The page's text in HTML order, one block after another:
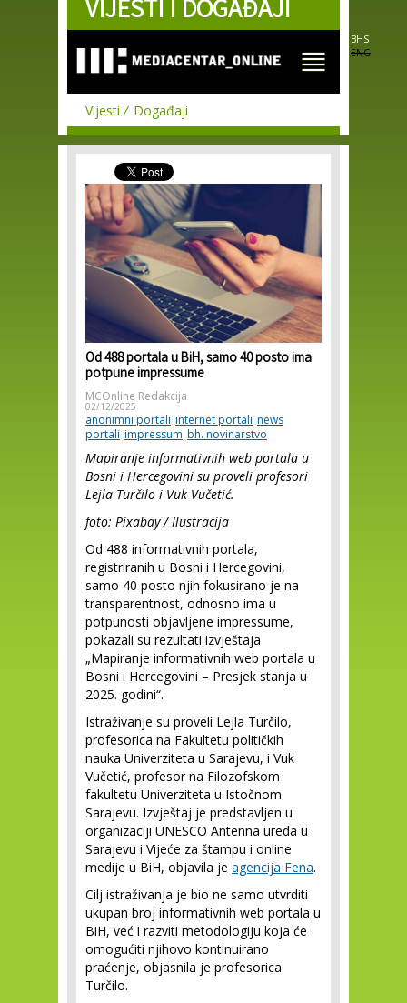
Skip to
main
VIJESTI I DOGAĐAJI
BHS
ENG
Vijesti Događaji
Od 488 portala u BiH, samo 40 posto ima
potpune impressume
MCOnline Redakcija
02/12/2025
anonimni portali internet portali news
portali impressum bh. novinarstvo
Mapiranje informativnih web portala u
Bosni i Hercegovini su proveli profesori
Lejla Turčilo i Vuk Vučetić.
foto: Pixabay / Ilustracija
Od 488 informativnih portala,
registriranih u Bosni i Hercegovini,
samo 40 posto njih fokusirano je na
transparentnost, odnosno ima u
potpunosti objavljene impressume,
pokazali su rezultati izvještaja
„Mapiranje informativnih web portala u
Bosni i Hercegovini – Presjek stanja u
2025. godini“.
Istraživanje su proveli Lejla Turčilo,
profesorica na Fakultetu političkih
nauka Univerziteta u Sarajevu, i Vuk
Vučetić, profesor na Filozofskom
fakultetu Univerziteta u Istočnom
Sarajevu. Izvještaj je predstavljen u
organizaciji UNESCO Antenna ureda u
Sarajevu i Vijeće za štampu i online
medije u BiH, objavila je agencija Fena.
Cilj istraživanja je bio ne samo utvrditi
ukupan broj informativnih web portala u
BiH, već i razviti metodologiju koja će
omogućiti njihovo kontinuirano
praćenje, objasnila je profesorica
Turčilo.